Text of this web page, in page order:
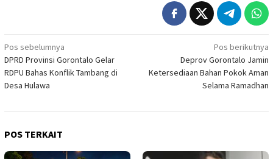
Navigasi
pos
Pos sebelumnya
DPRD Provinsi Gorontalo Gelar
RDPU Bahas Konflik Tambang di
Desa Hulawa
Pos berikutnya
Deprov Gorontalo Jamin
Ketersediaan Bahan Pokok Aman
Selama Ramadhan
POS TERKAIT